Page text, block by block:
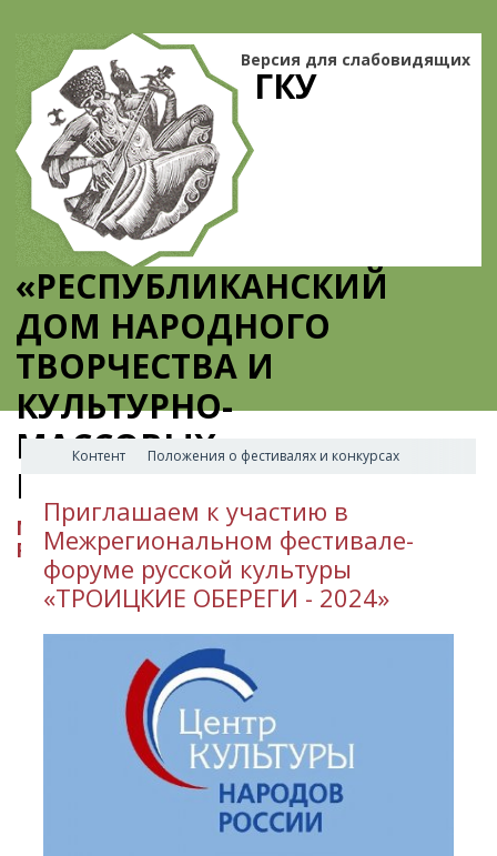
ГКУ
«РЕСПУБЛИКАНСКИЙ
ДОМ НАРОДНОГО
ТВОРЧЕСТВА И
КУЛЬТУРНО-
МАССОВЫХ
МЕРОПРИЯТИЙ»
МИНИСТЕРСТВО КУЛЬТУРЫ
РЕСПУБЛИКИ ИНГУШЕТИЯ
Версия для слабовидящих
Контент Положения о фестивалях и конкурсах
Приглашаем к участию в
Межрегиональном фестивале-
форуме русской культуры
«ТРОИЦКИЕ ОБЕРЕГИ - 2024»